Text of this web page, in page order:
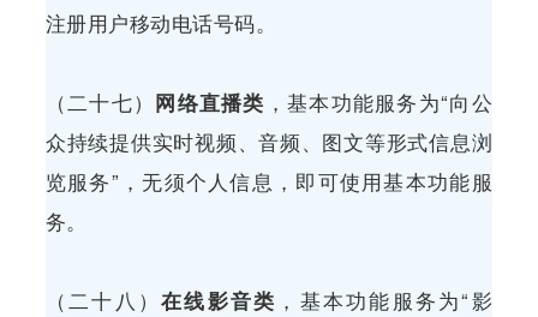
注册用户移动电话号码。
（二十七） 网络直播类 ，基本功能服务为“向公
众持续提供实时视频、音频、图文等形式信息浏
览服务”，无须个人信息，即可使用基本功能服
务。
（二十八）在线影音类 ，基本功能服务为“影